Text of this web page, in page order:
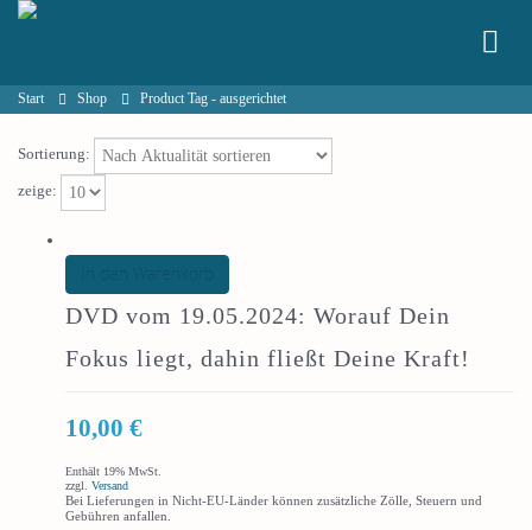
Start Shop Product Tag - ausgerichtet
Sortierung:
zeige:
DVD vom 19.05.2024: Worauf Dein
Fokus liegt, dahin fließt Deine Kraft!
10,00 €
Enthält 19% MwSt.
zzgl. Versand
Bei Lieferungen in Nicht-EU-Länder können zusätzliche Zölle, Steuern und
Gebühren anfallen.